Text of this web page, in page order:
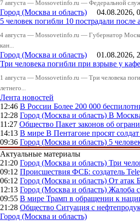
7 августа — Mossovetinfo.ru — Федеральной
Город (Москва и область) 04.08.2026,
5 человек погибли 10 пострадали
4 августа — Mossovetinfo.ru — Губернатор
кан...
Город (Москва и область) 01.08.2026,
Три человека погибли при взрыве у
1 августа — Mossovetinfo.ru — Три человека
летнего...
Лента новостей
12:46 В России Более 200 000
12:28 Город (Москва и область) В
11:27 Общество Пакет законов об
14:13 В мире В Пентагоне просят
09:36 Город (Москва и область) 5
Актуальные материалы
21:20 Город (Москва и область) Три
09:12 Происшествия ФСБ: создатель
06:12 Город (Москва и область) От атак
12:13 Город (Москва и область) Жалоба
09:55 В мире Трамп в обращении к
21:28 Общество Ситуация с
Город (Москва и область)